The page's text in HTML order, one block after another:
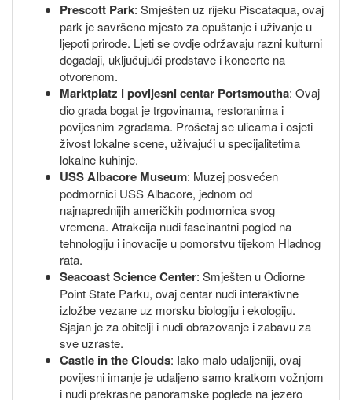
Prescott Park: Smješten uz rijeku Piscataqua, ovaj
park je savršeno mjesto za opuštanje i uživanje u
ljepoti prirode. Ljeti se ovdje održavaju razni kulturni
događaji, uključujući predstave i koncerte na
otvorenom.
Marktplatz i povijesni centar Portsmoutha: Ovaj
dio grada bogat je trgovinama, restoranima i
povijesnim zgradama. Prošetaj se ulicama i osjeti
živost lokalne scene, uživajući u specijalitetima
lokalne kuhinje.
USS Albacore Museum: Muzej posvećen
podmornici USS Albacore, jednom od
najnaprednijih američkih podmornica svog
vremena. Atrakcija nudi fascinantni pogled na
tehnologiju i inovacije u pomorstvu tijekom Hladnog
rata.
Seacoast Science Center: Smješten u Odiorne
Point State Parku, ovaj centar nudi interaktivne
izložbe vezane uz morsku biologiju i ekologiju.
Sjajan je za obitelji i nudi obrazovanje i zabavu za
sve uzraste.
Castle in the Clouds: Iako malo udaljeniji, ovaj
povijesni imanje je udaljeno samo kratkom vožnjom
i nudi prekrasne panoramske poglede na jezero